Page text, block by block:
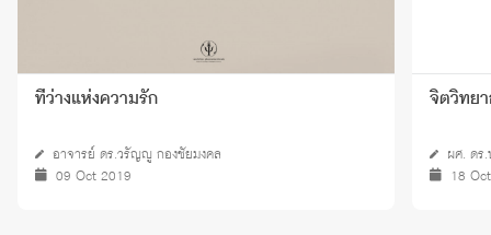
ที่ว่างแห่งความรัก
อาจารย์ ดร.วรัญญู กองชัยมงคล
09 Oct 2019
จิตวิทย
ผศ. ดร
18